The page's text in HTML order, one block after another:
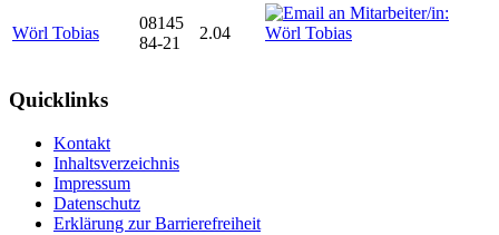
Wörl Tobias
08145
84-21
2.04
Quicklinks
Kontakt
Inhaltsverzeichnis
Impressum
Datenschutz
Erklärung zur Barrierefreiheit